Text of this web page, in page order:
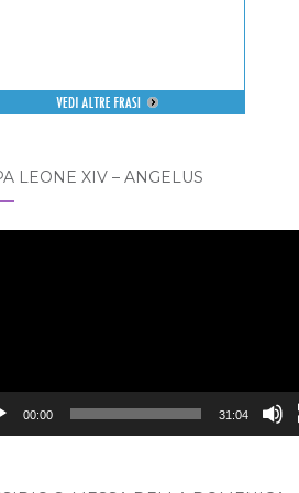
LEONE XIV – ANGELUS
00:00 31:04